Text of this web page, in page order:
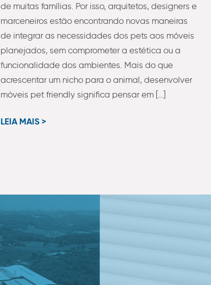
de muitas famílias. Por isso, arquitetos, designers e
marceneiros estão encontrando novas maneiras
de integrar as necessidades dos pets aos móveis
planejados, sem comprometer a estética ou a
funcionalidade dos ambientes. Mais do que
acrescentar um nicho para o animal, desenvolver
móveis pet friendly significa pensar em […]
LEIA MAIS >